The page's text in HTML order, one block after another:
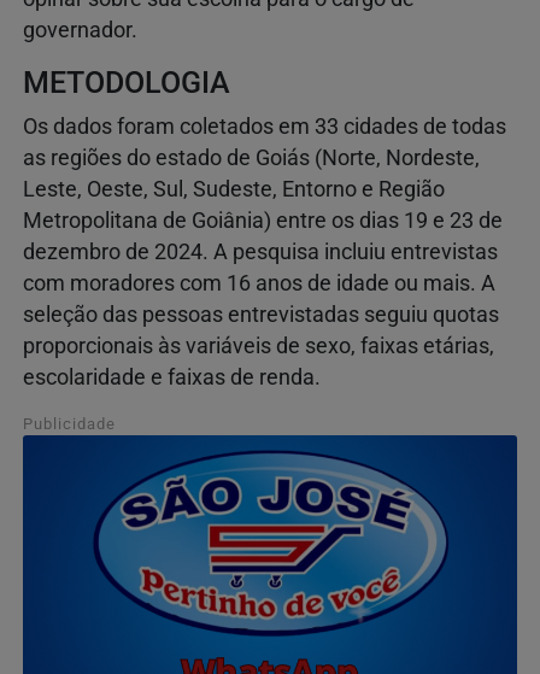
governador.
METODOLOGIA
Os dados foram coletados em 33 cidades de todas
as regiões do estado de Goiás (Norte, Nordeste,
Leste, Oeste, Sul, Sudeste, Entorno e Região
Metropolitana de Goiânia) entre os dias 19 e 23 de
dezembro de 2024. A pesquisa incluiu entrevistas
com moradores com 16 anos de idade ou mais. A
seleção das pessoas entrevistadas seguiu quotas
proporcionais às variáveis de sexo, faixas etárias,
escolaridade e faixas de renda.
Publicidade